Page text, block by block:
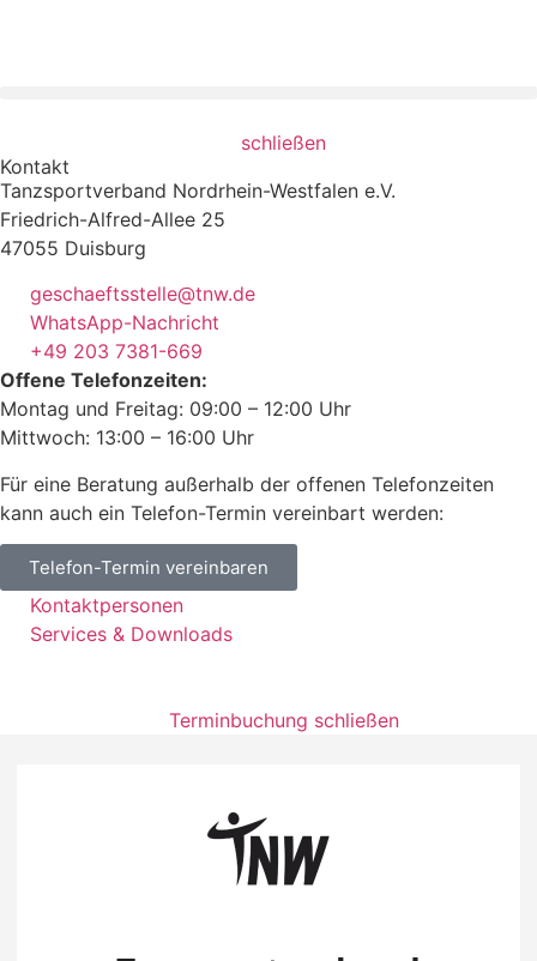
schließen
Kontakt
Tanzsportverband Nordrhein-Westfalen e.V.
Friedrich-Alfred-Allee 25
47055 Duisburg
geschaeftsstelle@tnw.de
WhatsApp-Nachricht
+49 203 7381-669
Offene Telefonzeiten:
Montag und Freitag: 09:00 – 12:00 Uhr
Mittwoch: 13:00 – 16:00 Uhr
Für eine Beratung außerhalb der offenen Telefonzeiten
kann auch ein Telefon-Termin vereinbart werden:
Telefon-Termin vereinbaren
Kontaktpersonen
Services & Downloads
Terminbuchung schließen